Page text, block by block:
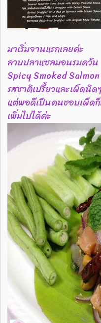
มาเริ่มจานแรกเลยค่ะ
ลาบปลาแซลมอนรมควัน
Spicy Smoked
รสชาติเปรี้ยวและเผ็ดนิด
แต่พอดีเป็นคนชอบเผ็ด
เพิ่มไปได้ค่ะ